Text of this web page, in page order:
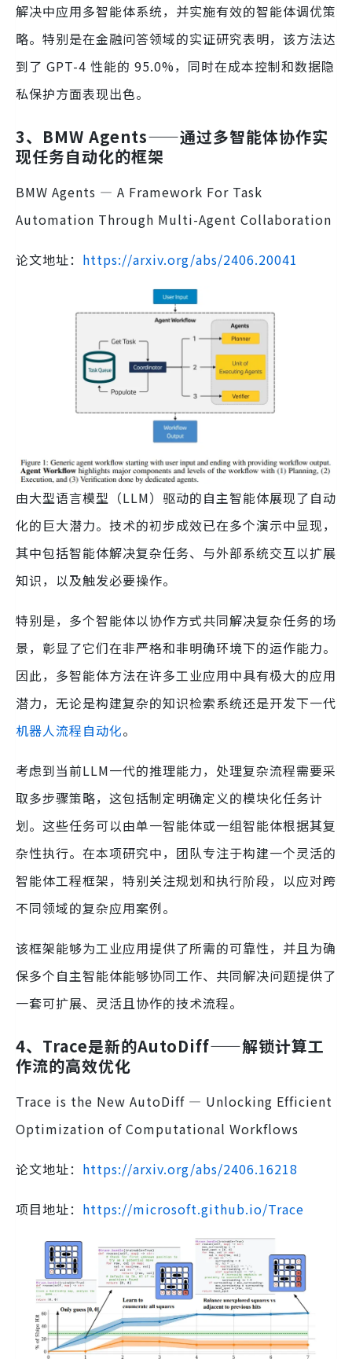
解决中应用多智能体系统，并实施有效的智能体调优策
略。特别是在金融问答领域的实证研究表明，该方法达
到了 GPT-4 性能的 95.0%，同时在成本控制和数据隐
私保护方面表现出色。
3、BMW Agents——通过多智能体协作实
现任务自动化的框架
BMW Agents — A Framework For Task
Automation Through Multi-Agent Collaboration
论文地址： https://arxiv.org/abs/2406.20041
由大型语言模型（LLM）驱动的自主智能体展现了自动
化的巨大潜力。技术的初步成效已在多个演示中显现，
其中包括智能体解决复杂任务、与外部系统交互以扩展
知识，以及触发必要操作。
特别是，多个智能体以协作方式共同解决复杂任务的场
景，彰显了它们在非严格和非明确环境下的运作能力。
因此，多智能体方法在许多工业应用中具有极大的应用
潜力，无论是构建复杂的知识检索系统还是开发下一代
机器人流程自动化。
考虑到当前LLM一代的推理能力，处理复杂流程需要采
取多步骤策略，这包括制定明确定义的模块化任务计
划。这些任务可以由单一智能体或一组智能体根据其复
杂性执行。在本项研究中，团队专注于构建一个灵活的
智能体工程框架，特别关注规划和执行阶段，以应对跨
不同领域的复杂应用案例。
该框架能够为工业应用提供了所需的可靠性，并且为确
保多个自主智能体能够协同工作、共同解决问题提供了
一套可扩展、灵活且协作的技术流程。
4、Trace是新的AutoDiff——解锁计算工
作流的高效优化
Trace is the New AutoDiff — Unlocking Efficient
Optimization of Computational Workflows
论文地址： https://arxiv.org/abs/2406.16218
项目地址： https://microsoft.github.io/Trace